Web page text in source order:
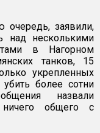
очередь, заявили,
над несколькими
в Нагорном
танков, 15
укрепленных
более сотни
назвали
общего с